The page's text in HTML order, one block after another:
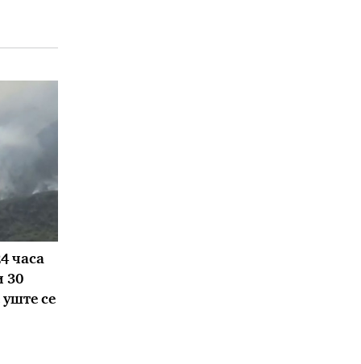
часа
30
се